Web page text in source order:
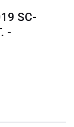
SC-
-